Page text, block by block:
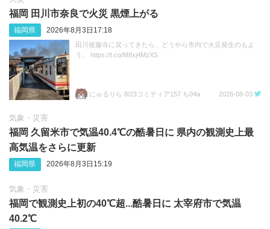
福岡 田川市奈良で火災 黒煙上がる
福岡県 2026年8月3日17:18
田川後藤寺に戻ってきたら、どうやら市内で火災発生のもよ
う。 https://t.co/MIfxj4MzXS
にゅるりら 8/23コミティア157 ち04a 2026-08-03
気象・災害
福岡 久留米市で気温40.4℃の酷暑日に 県内の観測史上最
高気温をさらに更新
福岡県 2026年8月3日15:19
気象・災害
福岡で観測史上初の40℃超...酷暑日に 太宰府市で気温
40.2℃